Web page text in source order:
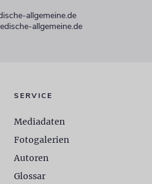
allgemeine.de
allgemeine.de
SERVICE
Mediadaten
Fotogalerien
Autoren
Glossar